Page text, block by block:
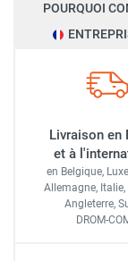
POURQUOI
Livraison en
et à
en Belgique,
Allemagne, Italie,
Angleterre,
DROM-